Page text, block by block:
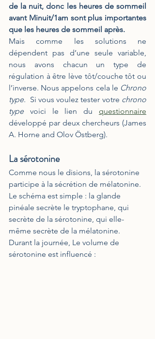
de la nuit, donc les heures de sommeil
avant Minuit/1am sont plus importantes
que les heures de sommeil après.
Mais comme les solutions ne
dépendent pas d’une seule variable,
nous avons chacun un type de
régulation à être lève tôt/couche tôt ou
l’inverse. Nous appelons cela le Chrono
type.  Si vous voulez tester votre chrono
type voici le lien du questionnaire
développé par deux chercheurs (James
A. Horne and Olov Östberg).
La sérotonine
Comme nous le disions, la sérotonine
participe à la sécrétion de mélatonine.
Le schéma est simple : la glande
pinéale secrète le tryptophane, qui
secrète de la sérotonine, qui elle-
même secrète de la mélatonine.
Durant la journée, Le volume de
sérotonine est influencé :